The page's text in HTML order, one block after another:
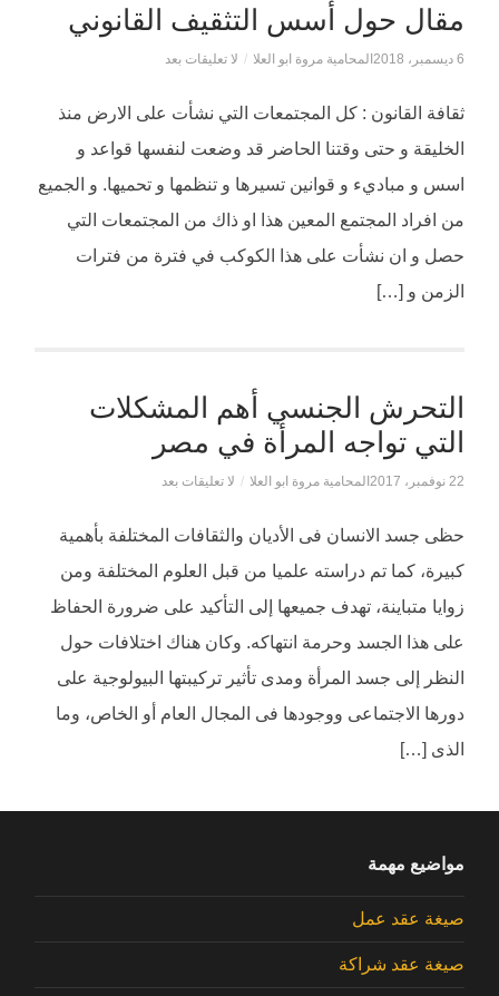
مقال حول أسس التثقيف القانوني
6 ديسمبر، 2018 المحامية مروة ابو العلا / لا تعليقات بعد
ثقافة القانون : كل المجتمعات التي نشأت على الارض منذ
الخليقة و حتى وقتنا الحاضر قد وضعت لنفسها قواعد و
اسس و مباديء و قوانين تسيرها و تنظمها و تحميها. و الجميع
من افراد المجتمع المعين هذا او ذاك من المجتمعات التي
حصل و ان نشأت على هذا الكوكب في فترة من فترات
الزمن و […]
التحرش الجنسي أهم المشكلات
التي تواجه المرأة في مصر
22 نوفمبر، 2017 المحامية مروة ابو العلا / لا تعليقات بعد
حظى جسد الانسان فى الأديان والثقافات المختلفة بأهمية
كبيرة، كما تم دراسته علميا من قبل العلوم المختلفة ومن
زوايا متباينة، تهدف جميعها إلى التأكيد على ضرورة الحفاظ
على هذا الجسد وحرمة انتهاكه. وكان هناك اختلافات حول
النظر إلى جسد المرأة ومدى تأثير تركيبتها البيولوجية على
دورها الاجتماعى ووجودها فى المجال العام أو الخاص، وما
الذى […]
مواضيع مهمة
صيغة عقد عمل
صيغة عقد شراكة